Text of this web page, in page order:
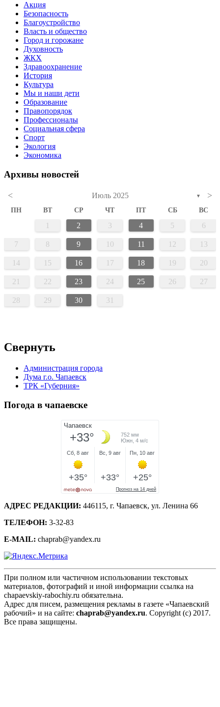
Акция
Безопасность
Благоустройство
Власть и общество
Город и горожане
Духовность
ЖКХ
Здравоохранение
История
Культура
Мы и наши дети
Образование
Правопорядок
Профессионалы
Социальная сфера
Спорт
Экология
Экономика
Архивы новостей
< Июль 2025 ▼ >
ПН ВТ СР ЧТ ПТ СБ ВС
1 2 3 4 5 6
7 8 9 10 11 12 13
14 15 16 17 18 19 20
21 22 23 24 25 26 27
28 29 30 31
Свернуть
Администрация города
Дума г.о. Чапаевск
ТРК «Губерния»
Погода в чапаевске
АДРЕС РЕДАКЦИИ: 446115, г. Чапаевск, ул. Ленина 66
ТЕЛЕФОН: 3-32-83
E-MAIL: chaprab@yandex.ru
При полном или частичном использовании текстовых
материалов, фотографий и иной информации ссылка на
chapaevskiy-rabochiy.ru обязательна.
Адрес для писем, размещения рекламы в газете «Чапаевский
рабочий» и на сайте: chaprab@yandex.ru. Copyright (c) 2017.
Все права защищены.